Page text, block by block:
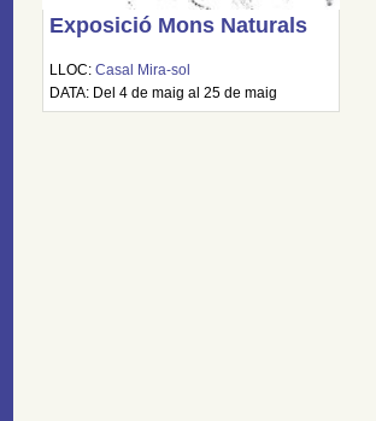
Exposició Mons Naturals
LLOC: Casal Mira-sol
DATA: Del 4 de maig al 25 de maig